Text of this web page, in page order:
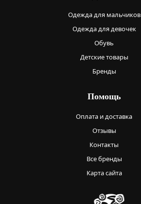
Одежда для мальчиков
Одежда для девочек
Обувь
Детские товары
Бренды
Помощь
Оплата и доставка
Отзывы
Контакты
Все бренды
Карта сайта